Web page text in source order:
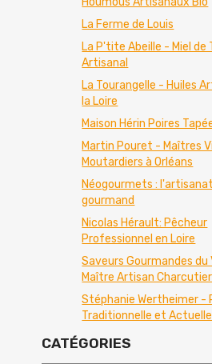
La Ferme de Louis
La P'tite Abeille - Miel de
Artisanal
La Tourangelle - Huiles
la Loire
Maison Hérin Poires
Martin Pouret - Maîtres
Moutardiers à Orléans
Néogourmets :
gourmand
Nicolas Hérault: Pêcheur
Professionnel en Loire
Saveurs Gourmandes du
Maître Artisan Charcutier
Stéphanie Wertheimer -
Traditionnelle et Actuelle
CATÉGORIES